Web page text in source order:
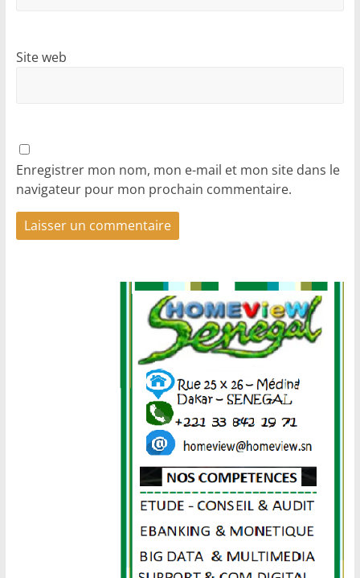
Site web
Enregistrer mon nom, mon e-mail et mon site dans le
navigateur pour mon prochain commentaire.